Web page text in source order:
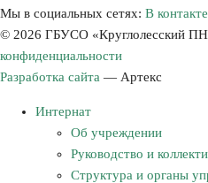
Мы в социальных сетях: В контакте
© 2026 ГБУСО «Круглолесский
конфиденциальности
Разработка сайта — Артекс
Интернат
Об учреждении
Руководство и
Структура и органы